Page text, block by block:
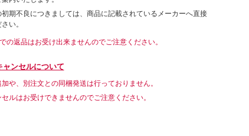
期不良につきましては、商品に記載されているメーカーへ直接
い。
の返品はお受け出来ませんのでご注意ください。
ャンセルについて
や、別注文との同梱発送は行っておりません。
ルはお受けできませんのでご注意ください。